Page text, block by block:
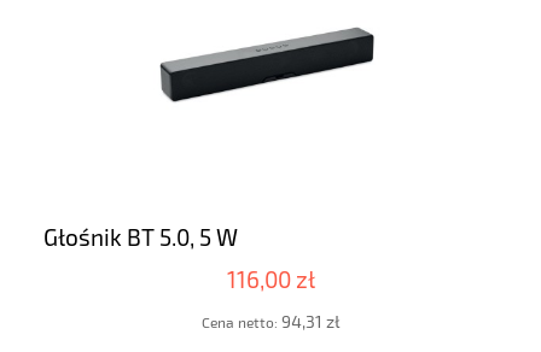
Głośnik BT 5.0, 5 W
116,00 zł
Cena netto: 94,31 zł